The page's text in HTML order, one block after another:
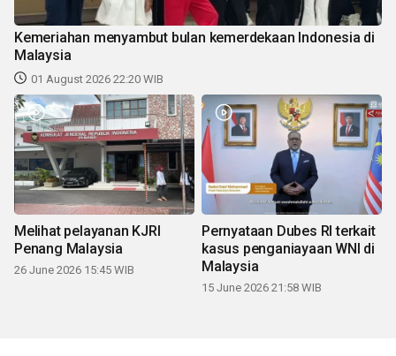
Kemeriahan menyambut bulan kemerdekaan Indonesia di
Malaysia
01 August 2026 22:20 WIB
Melihat pelayanan KJRI
Penang Malaysia
26 June 2026 15:45 WIB
Pernyataan Dubes RI terkait
kasus penganiayaan WNI di
Malaysia
15 June 2026 21:58 WIB